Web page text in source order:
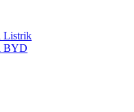
Listrik
BYD